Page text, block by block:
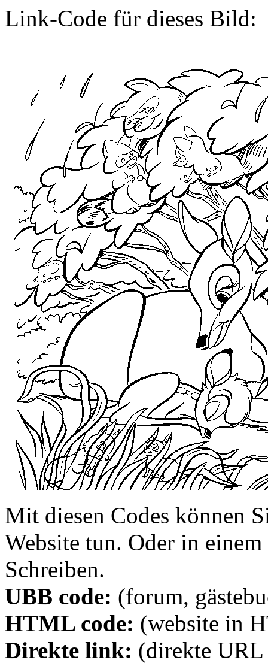
Link-Code für dieses Bild:
Mit diesen Codes können
Website tun. Oder in
Schreiben.
UBB code: (forum,
HTML code: (website in
Direkte link: (direkte